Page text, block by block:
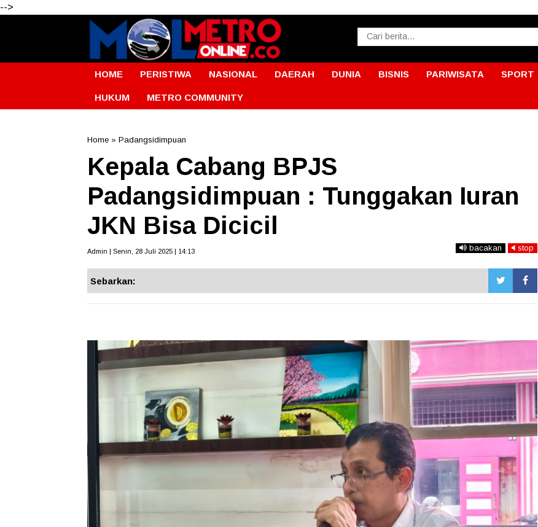
-->
HOME PERISTIWA NASIONAL DAERAH DUNIA BISNIS PARIWISATA SPORT
HUKUM METRO COMMUNITY
Home » Padangsidimpuan
Kepala Cabang BPJS
Padangsidimpuan : Tunggakan Iuran
JKN Bisa Dicicil
Admin | Senin, 28 Juli 2025 | 14:13 bacakan stop
Sebarkan: